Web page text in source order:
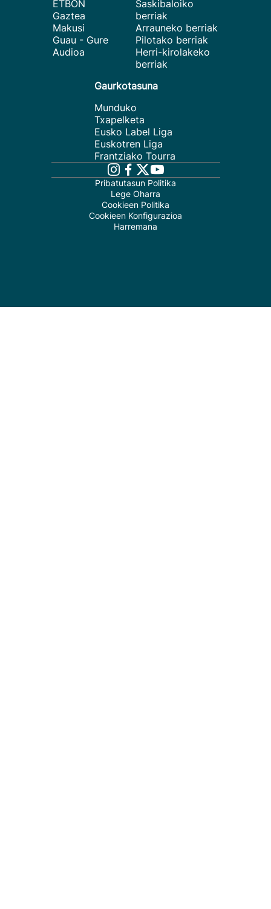
ETBON
Gaztea
Makusi
Guau - Gure
Audioa
Saskibaloiko
berriak
Arrauneko berriak
Pilotako berriak
Herri-kirolakeko
berriak
Gaurkotasuna
Munduko
Txapelketa
Eusko Label Liga
Euskotren Liga
Frantziako Tourra
Pribatutasun Politika
Lege Oharra
Cookieen Politika
Cookieen Konfigurazioa
Harremana